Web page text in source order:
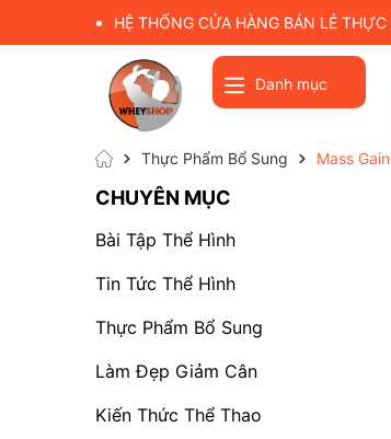
HỆ THỐNG CỬA HÀNG BÁN LẺ
Danh mục
Thực Phẩm Bổ Sung Mass
CHUYÊN MỤC
Bài Tập Thể Hình
Tin Tức Thể Hình
Thực Phẩm Bổ Sung
Làm Đẹp Giảm Cân
Kiến Thức Thể Thao